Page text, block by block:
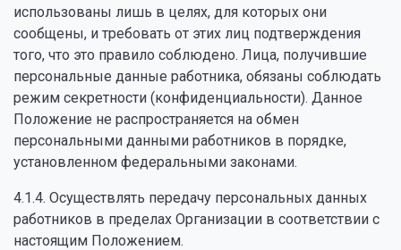
использованы лишь в целях, для которых они
сообщены, и требовать от этих лиц подтверждения
того, что это правило соблюдено. Лица, получившие
персональные данные работника, обязаны соблюдать
режим секретности (конфиденциальности). Данное
Положение не распространяется на обмен
персональными данными работников в порядке,
установленном федеральными законами.
4.1.4. Осуществлять передачу персональных данных
работников в пределах Организации в соответствии с
настоящим Положением.